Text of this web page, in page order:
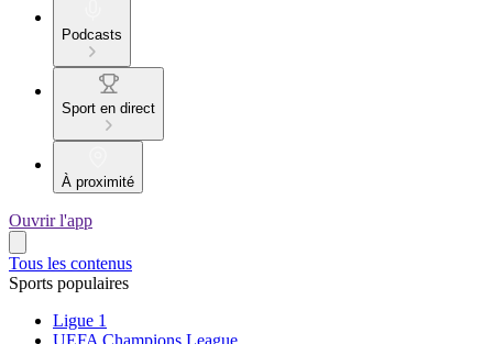
Podcasts
Sport en direct
À proximité
Ouvrir l'app
Tous les contenus
Sports populaires
Ligue 1
UEFA Champions League